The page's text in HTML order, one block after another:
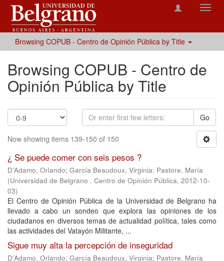
Browsing COPUB - Centro de Opinión Pública by Title
Browsing COPUB - Centro de
Opinión Pública by Title
Go
Now showing items 139-150 of 150
¿ Se puede comer con seis pesos ?
D'Adamo, Orlando; García Beaudoux, Virginia; Pastore, María
(Universidad de Belgrano . Centro de Opinión Pública, 2012-10-
03)
El Centro de Opinión Pública de la Universidad de Belgrano ha
llevado a cabo un sondeo que explora las opiniones de los
ciudadanos en diversos temas de actualidad política, tales como
las actividades del Vatayón Militante, ...
Sigue muy alta la percepción de inseguridad
D'Adamo, Orlando; García Beaudoux, Virginia; Pastore, María